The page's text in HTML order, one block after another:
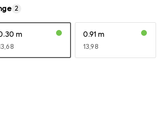
2
m 0.91 m
EUR
13,98